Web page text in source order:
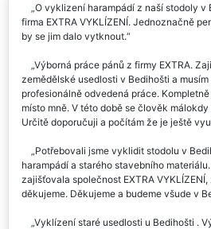
O vyklizení harampádí z naší stodoly v
firma EXTRA VYKLÍZENÍ. Jednoznačně
by se jim dalo vytknout.
Výborná práce pánů z firmy EXTRA.
zemědělské usedlosti v Bedihošti a
profesionálně odvedená práce.
místo mně. V této době se člověk
Určitě doporučuji a počítám že je ještě
Potřebovali jsme vyklidit stodolu v
harampádí a starého stavebního
zajišťovala společnost EXTRA
děkujeme. Děkujeme a budeme všude v
Vyklízení staré usedlosti u Bedihošti .